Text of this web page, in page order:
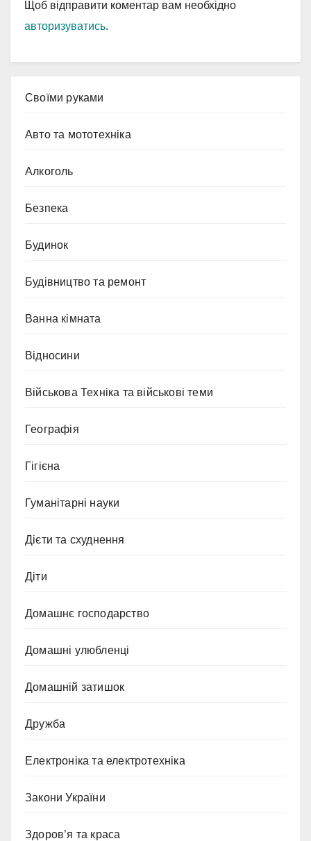
Щоб відправити коментар вам необхідно
авторизуватись.
Cвоїми руками
Авто та мототехніка
Алкоголь
Безпека
Будинок
Будівництво та ремонт
Ванна кімната
Відносини
Військова Техніка та військові теми
Географія
Гігієна
Гуманітарні науки
Дієти та схуднення
Діти
Домашнє господарство
Домашні улюбленці
Домашній затишок
Дружба
Електроніка та електротехніка
Закони України
Здоров’я та краса